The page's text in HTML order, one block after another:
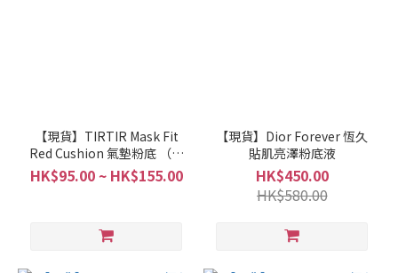
【現貨】TIRTIR Mask Fit
Red Cushion 氣墊粉底 （紅
色）
HK$95.00 ~ HK$155.00
【現貨】Dior Forever 恆久
貼肌亮澤粉底液
HK$450.00
HK$580.00